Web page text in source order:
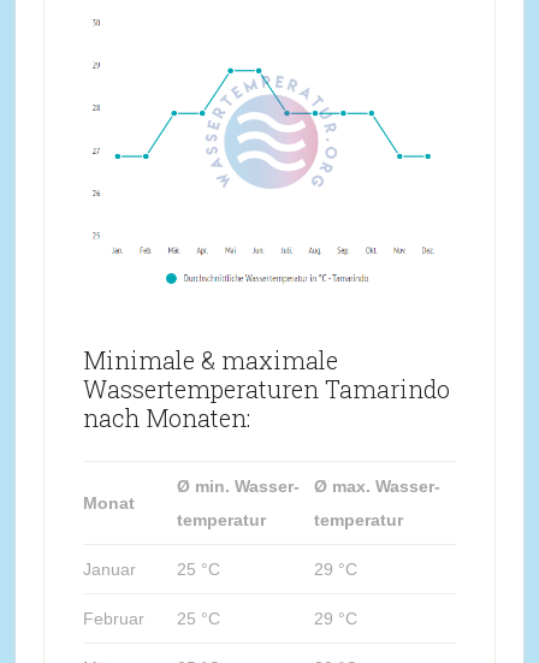
Minimale & maximale
Wassertemperaturen Tamarindo
nach Monaten:
Monat
Ø min. Wasser-
temperatur
Ø max. Wasser-
temperatur
Januar 25 °C 29 °C
Februar 25 °C 29 °C